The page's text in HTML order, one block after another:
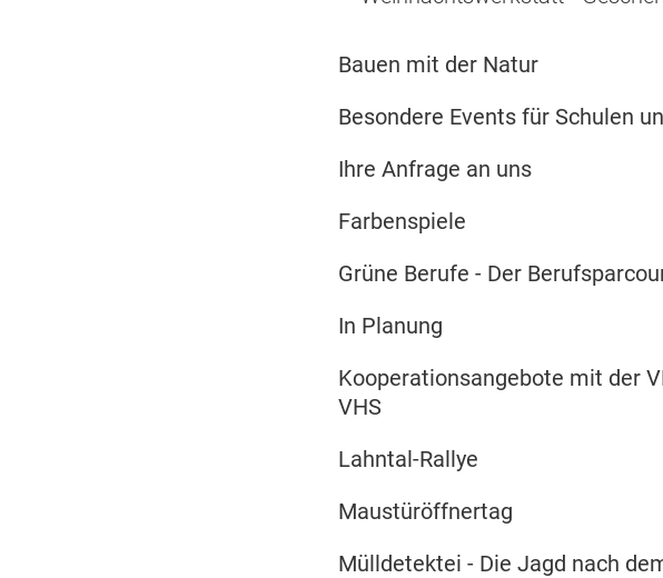
Bauen mit der Natur
Besondere Events für Schulen
Ihre Anfrage an uns
Farbenspiele
Grüne Berufe - Der
In Planung
Kooperationsangebote mit der
VHS
Lahntal-Rallye
Maustüröffnertag
Mülldetektei - Die Jagd nach